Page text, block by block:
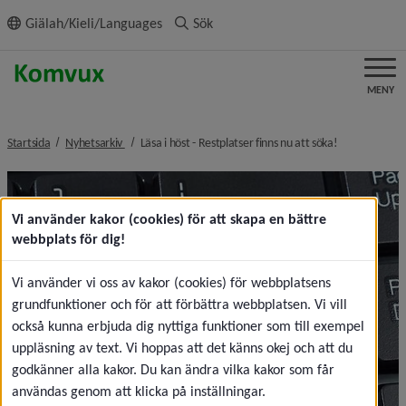
innehållet
Giälah/Kieli/Languages Sök
MENY
Startsida Nyhetsarkiv nivå i brödsmulenavigeringen
Läsa i höst - Restplatser finns nu att söka!
Vi använder kakor (cookies) för att skapa en bättre
webbplats för dig!
Vi använder vi oss av kakor (cookies) för webbplatsens
grundfunktioner och för att förbättra webbplatsen. Vi vill
också kunna erbjuda dig nyttiga funktioner som till exempel
uppläsning av text. Vi hoppas att det känns okej och att du
godkänner alla kakor. Du kan ändra vilka kakor som får
användas genom att klicka på inställningar.